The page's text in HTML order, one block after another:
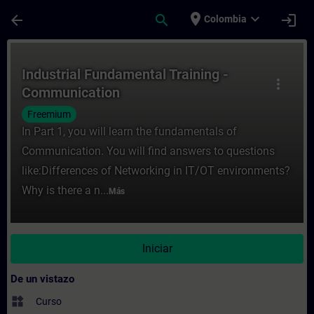
arrow_back search place Colombia expand_more login
more_vert
Industrial Fundamental Training -
Communication
Freemium
In Part 1, you will learn the fundamentals of
Communication. You will find answers to questions
like:Differences of Networking in IT/OT environments?
Why is there a n... Más
Iniciar
De un vistazo
widgets Curso